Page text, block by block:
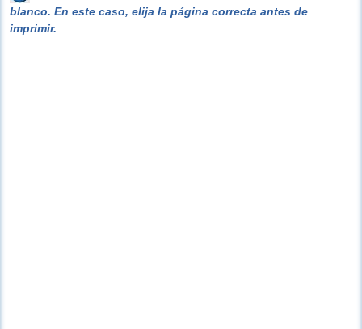
blanco. En este caso, elija la página correcta antes de
imprimir.